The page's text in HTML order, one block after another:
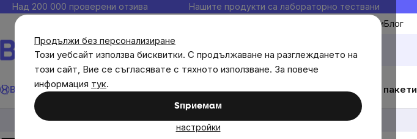
Продължи без персонализиране
Този уебсайт използва бисквитки. С продължаване на разглеждането на
този сайт, Вие се съгласявате с тяхното използване. За повече
информация тук.
Sпpиeмaм
настройки
Прескочи
към
съдържанието
Над 200 000 проверени отзива Нашите продукти са лабораторно тествани
Моите любимиБлог
Brainmax Имунитет Акции💪 WomenPowerЦелиДиетични добавкиИзгодни пакети